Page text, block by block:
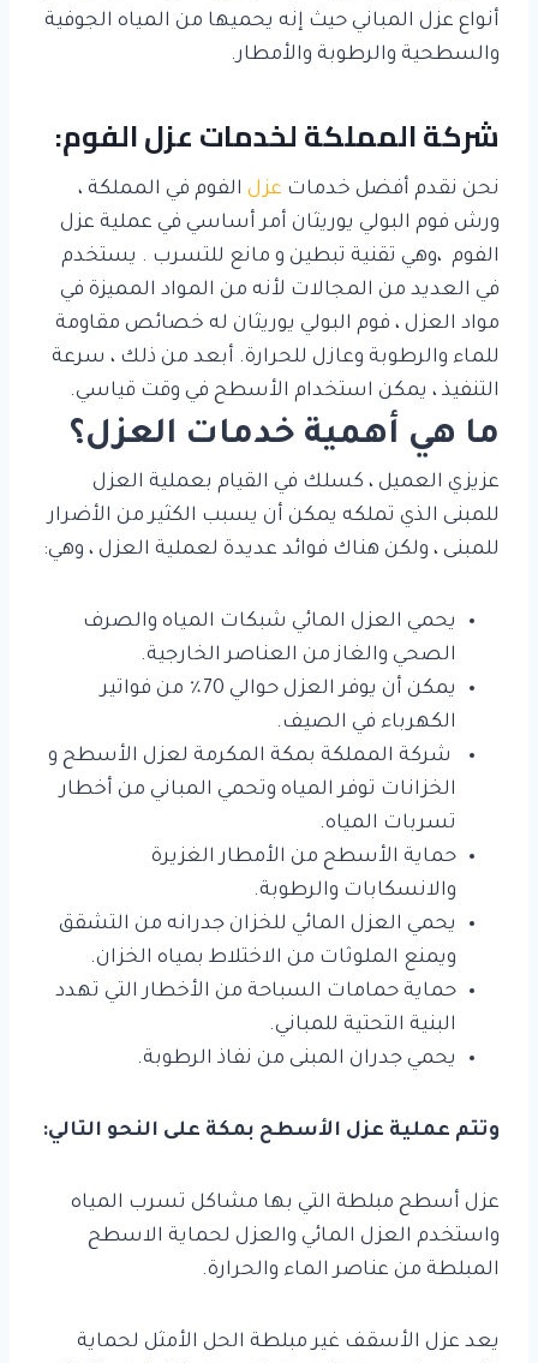
أنواع عزل المباني حيث إنه يحميها من المياه الجوفية
والسطحية والرطوبة والأمطار.
شركة المملكة لخدمات عزل الفوم:
نحن نقدم أفضل خدمات عزل الفوم في المملكة ،
ورش فوم البولي يوريثان أمر أساسي في عملية عزل
الفوم ،وهي تقنية تبطين و مانع للتسرب . يستخدم
في العديد من المجالات لأنه من المواد المميزة في
مواد العزل ، فوم البولي يوريثان له خصائص مقاومة
للماء والرطوبة وعازل للحرارة. أبعد من ذلك ، سرعة
التنفيذ ، يمكن استخدام الأسطح في وقت قياسي.
ما هي أهمية خدمات العزل؟
عزيزي العميل ، كسلك في القيام بعملية العزل
للمبنى الذي تملكه يمكن أن يسبب الكثير من الأضرار
للمبنى ، ولكن هناك فوائد عديدة لعملية العزل ، وهي:
يحمي العزل المائي شبكات المياه والصرف
الصحي والغاز من العناصر الخارجية.
يمكن أن يوفر العزل حوالي 70٪ من فواتير
الكهرباء في الصيف.
شركة المملكة بمكة المكرمة لعزل الأسطح و
الخزانات توفر المياه وتحمي المباني من أخطار
تسربات المياه.
حماية الأسطح من الأمطار الغزيرة
والانسكابات والرطوبة.
يحمي العزل المائي للخزان جدرانه من التشقق
ويمنع الملوثات من الاختلاط بمياه الخزان.
حماية حمامات السباحة من الأخطار التي تهدد
البنية التحتية للمباني.
يحمي جدران المبنى من نفاذ الرطوبة.
وتتم عملية عزل الأسطح بمكة على النحو التالي:
عزل أسطح مبلطة التي بها مشاكل تسرب المياه
واستخدم العزل المائي والعزل لحماية الاسطح
المبلطة من عناصر الماء والحرارة.
يعد عزل الأسقف غير مبلطة الحل الأمثل لحماية